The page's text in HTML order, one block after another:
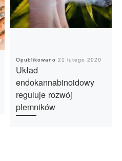
Opublikowano 21 lutego 2020
Układ
endokannabinoidowy
reguluje rozwój
plemników